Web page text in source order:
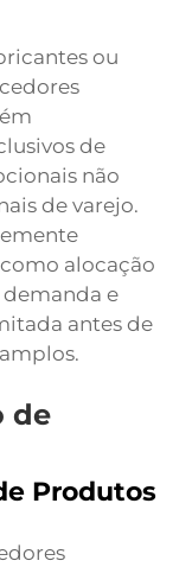
ou
de
não
de varejo.
alocação
e
antes de
de
Produtos